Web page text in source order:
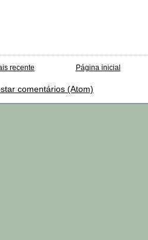
recente Página inicial
comentários (Atom)